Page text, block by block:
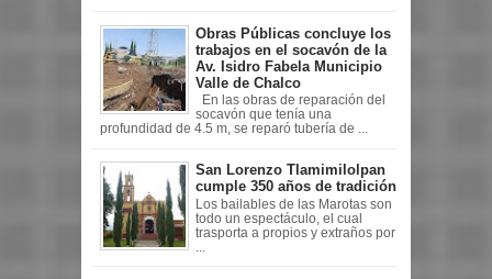
Obras Públicas concluye los
trabajos en el socavón de la
Av. Isidro Fabela Municipio
Valle de Chalco
En las obras de reparación del
socavón que tenía una
profundidad de 4.5 m, se reparó tubería de ...
San Lorenzo Tlamimilolpan
cumple 350 años de tradición
Los bailables de las Marotas son
todo un espectáculo, el cual
trasporta a propios y extraños por